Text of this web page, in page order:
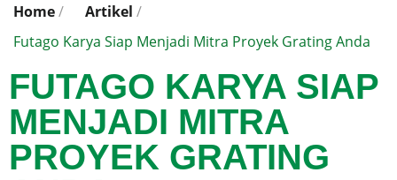
Home/ Artikel /
Futago Karya Siap Menjadi Mitra Proyek Grating Anda
FUTAGO KARYA SIAP
MENJADI MITRA
PROYEK GRATING